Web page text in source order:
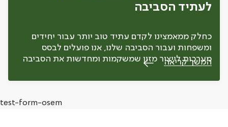
לעתיד הסביבה
כחלק ממאמצינו לקדם עתיד טוב יותר עבור יחידים
ומשפחות ועבור הסביבה שלנו, אנו פועלים לבסס
מערכות לייצור מזון שמשקמות ומחדשות את הסביבה
המשך קריאה
test-form-osem